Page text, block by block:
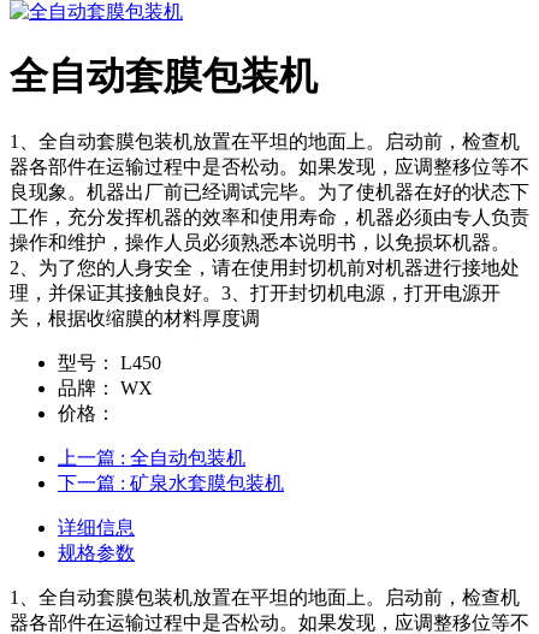
全自动套膜包装机
1、全自动套膜包装机放置在平坦的地面上。启动前，检查机
器各部件在运输过程中是否松动。如果发现，应调整移位等不
良现象。机器出厂前已经调试完毕。为了使机器在好的状态下
工作，充分发挥机器的效率和使用寿命，机器必须由专人负责
操作和维护，操作人员必须熟悉本说明书，以免损坏机器。
2、为了您的人身安全，请在使用封切机前对机器进行接地处
理，并保证其接触良好。3、打开封切机电源，打开电源开
关，根据收缩膜的材料厚度调
型号：
L450
品牌：
WX
价格：
上一篇 : 全自动包装机
下一篇 : 矿泉水套膜包装机
详细信息
规格参数
1、全自动套膜包装机放置在平坦的地面上。启动前，检查机
器各部件在运输过程中是否松动。如果发现，应调整移位等不